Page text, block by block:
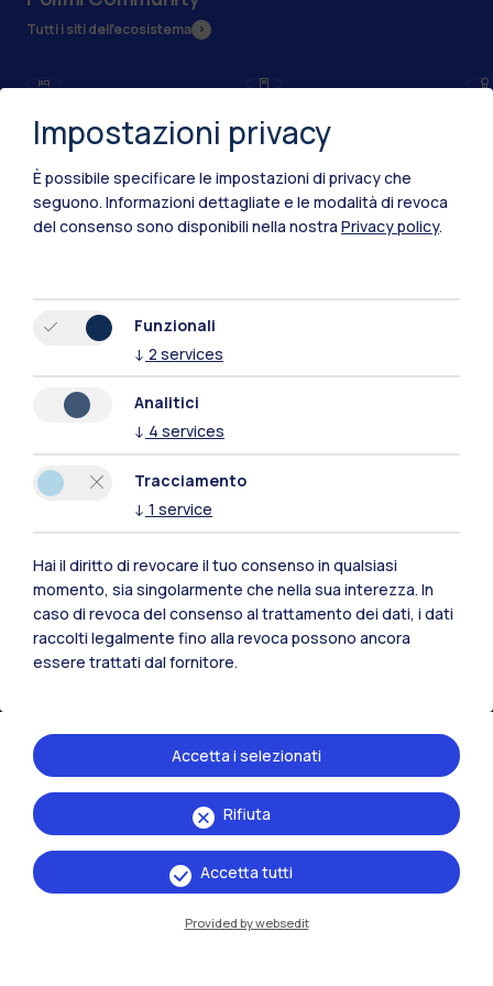
Tutti i siti dell’ecosistema
IT EN
Sedi
Milano Leonardo
Milano Bovisa
Cremona
Lecco
Piacenza
Xi'an
Naviga il sito
Impostazioni privacy
È possibile specificare le impostazioni di privacy che
seguono. Informazioni dettagliate e le modalità di revoca
del consenso sono disponibili nella nostra Privacy policy.
Funzionali
↓ 2 services
Analitici
↓ 4 services
Tracciamento
↓ 1 service
Hai il diritto di revocare il tuo consenso in qualsiasi
momento, sia singolarmente che nella sua interezza. In
caso di revoca del consenso al trattamento dei dati, i dati
raccolti legalmente fino alla revoca possono ancora
essere trattati dal fornitore.
Rifiuta
Accetta i selezionati
Accetta tutti
Provided by websedit